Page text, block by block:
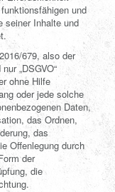
und
seiner Inhalte und
679, also der
„DSGVO“
ohne Hilfe
oder jede solche
Daten,
das Ordnen,
das
Offenlegung durch
der
die